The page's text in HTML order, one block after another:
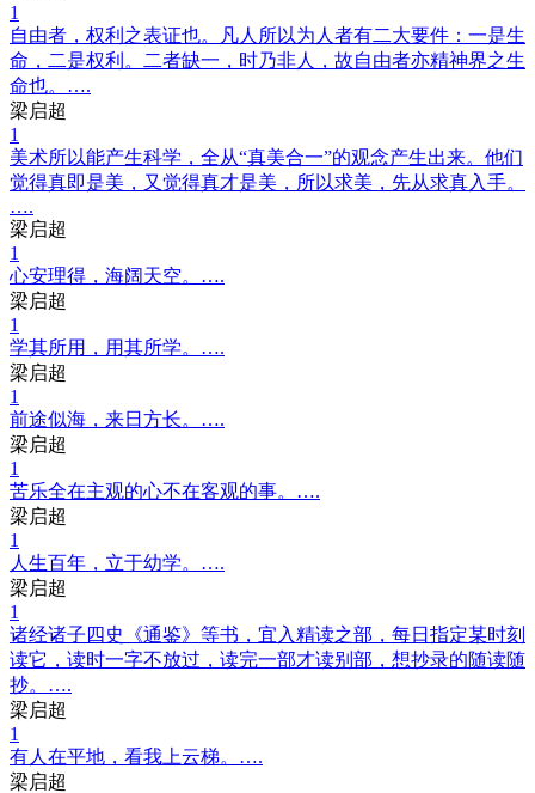
1
自由者，权利之表证也。凡人所以为人者有二大要件：一是生
命，二是权利。二者缺一，时乃非人，故自由者亦精神界之生
命也。….
梁启超
1
美术所以能产生科学，全从“真美合一”的观念产生出来。他们
觉得真即是美，又觉得真才是美，所以求美，先从求真入手。
….
梁启超
1
心安理得，海阔天空。….
梁启超
1
学其所用，用其所学。….
梁启超
1
前途似海，来日方长。….
梁启超
1
苦乐全在主观的心不在客观的事。….
梁启超
1
人生百年，立于幼学。….
梁启超
1
诸经诸子四史《通鉴》等书，宜入精读之部，每日指定某时刻
读它，读时一字不放过，读完一部才读别部，想抄录的随读随
抄。….
梁启超
1
有人在平地，看我上云梯。….
梁启超